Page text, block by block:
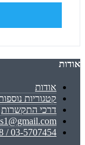
אודות
אודות
קטגוריות
דרכי התקשרות
03-5707454 / 055-8830358